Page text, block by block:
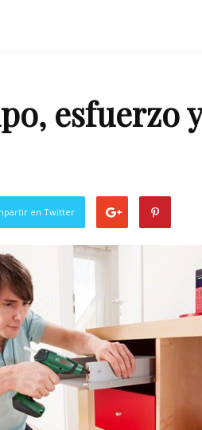
esfuerzo
en Twitter